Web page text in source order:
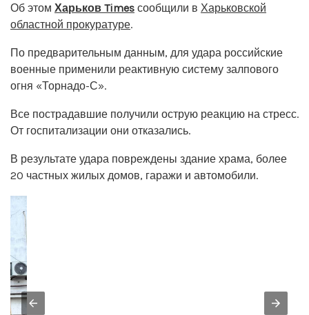
Об этом Харьков Times сообщили в Харьковской
областной прокуратуре.
По предварительным данным, для удара российские
военные применили реактивную систему залпового
огня «Торнадо-С».
Все пострадавшие получили острую реакцию на стресс.
От госпитализации они отказались.
В результате удара повреждены здание храма, более
20 частных жилых домов, гаражи и автомобили.